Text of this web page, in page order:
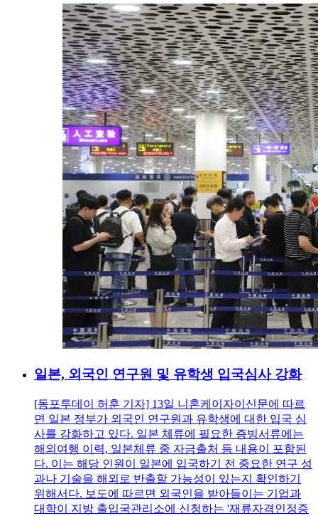
일본, 외국인 연구원 및 유학생 입국심사 강화
[동포투데이 허훈 기자] 13일 니혼케이자이신문에 따르
면 일본 정부가 외국인 연구원과 유학생에 대한 입국 심
사를 강화하고 있다. 일본 체류에 필요한 증빙서류에는
해외여행 이력, 일본체류 중 자금출처 등 내용이 포함된
다. 이는 해당 인원이 일본에 입국하기 전 중요한 연구 성
과나 기술을 해외로 반출할 가능성이 있는지 확인하기
위해서다. 보도에 따르면 외국인을 받아들이는 기업과
대학이 지방 출입국관리소에 신청하는 '재류자격인정증